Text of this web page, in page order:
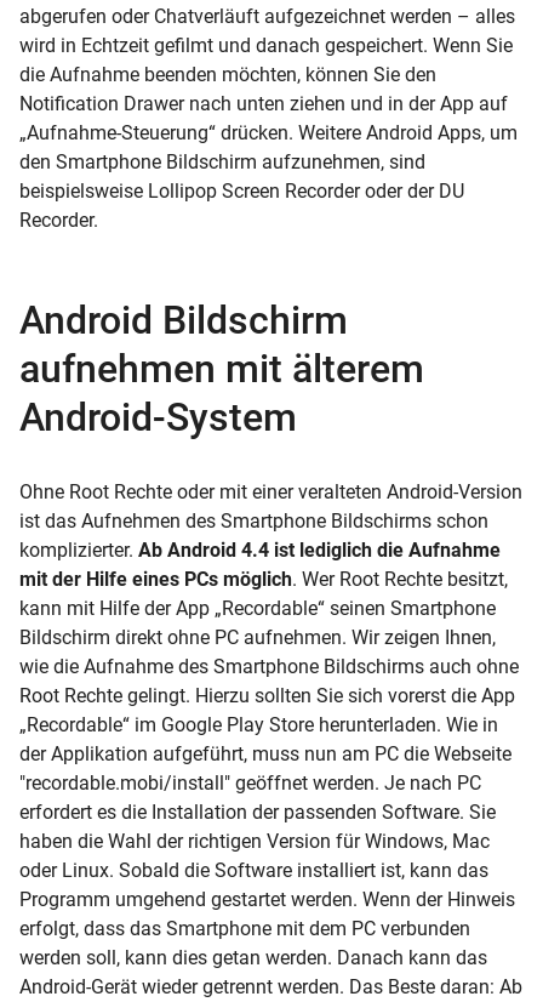
abgerufen oder Chatverläuft aufgezeichnet werden – alles
wird in Echtzeit gefilmt und danach gespeichert. Wenn Sie
die Aufnahme beenden möchten, können Sie den
Notification Drawer nach unten ziehen und in der App auf
„Aufnahme-Steuerung“ drücken. Weitere Android Apps, um
den Smartphone Bildschirm aufzunehmen, sind
beispielsweise Lollipop Screen Recorder oder der DU
Recorder.
Android Bildschirm
aufnehmen mit älterem
Android-System
Ohne Root Rechte oder mit einer veralteten Android-Version
ist das Aufnehmen des Smartphone Bildschirms schon
komplizierter. Ab Android 4.4 ist lediglich die Aufnahme
mit der Hilfe eines PCs möglich. Wer Root Rechte besitzt,
kann mit Hilfe der App „Recordable“ seinen Smartphone
Bildschirm direkt ohne PC aufnehmen. Wir zeigen Ihnen,
wie die Aufnahme des Smartphone Bildschirms auch ohne
Root Rechte gelingt. Hierzu sollten Sie sich vorerst die App
„Recordable“ im Google Play Store herunterladen. Wie in
der Applikation aufgeführt, muss nun am PC die Webseite
"recordable.mobi/install" geöffnet werden. Je nach PC
erfordert es die Installation der passenden Software. Sie
haben die Wahl der richtigen Version für Windows, Mac
oder Linux. Sobald die Software installiert ist, kann das
Programm umgehend gestartet werden. Wenn der Hinweis
erfolgt, dass das Smartphone mit dem PC verbunden
werden soll, kann dies getan werden. Danach kann das
Android-Gerät wieder getrennt werden. Das Beste daran: Ab